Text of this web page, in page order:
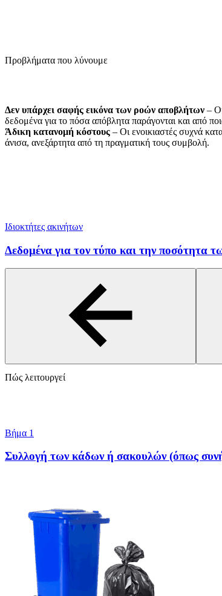
Προβλήματα που λύνουμε
Δεν υπάρχει σαφής εικόνα των ροών αποβλήτων –
δεδομένα για το πόσα απόβλητα παράγονται και από
Άδικη κατανομή κόστους – Οι ενοικιαστές συχνά
άνισα, ανεξάρτητα από τη πραγματική τους συμβολή.
Ιδιοκτήτες ακινήτων
Δεδομένα για τον τύπο και την ποσότητα
Πώς λειτουργεί
Βήμα 1
Συλλογή των κάδων ή σακουλών(όπως